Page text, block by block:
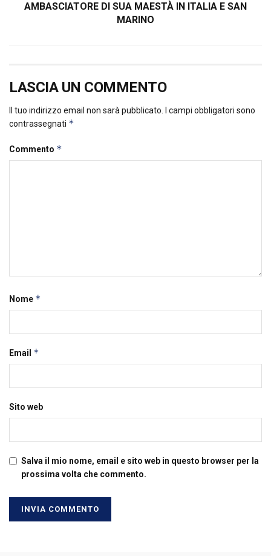
AMBASCIATORE DI SUA MAESTÀ IN ITALIA E SAN
MARINO
LASCIA UN COMMENTO
Il tuo indirizzo email non sarà pubblicato.
I campi obbligatori sono
contrassegnati *
Commento *
Nome *
Email *
Sito web
Salva il mio nome, email e sito web in questo browser per la
prossima volta che commento.